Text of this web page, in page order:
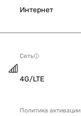
Интернет
Сеть
4G/LTE
Политика активации